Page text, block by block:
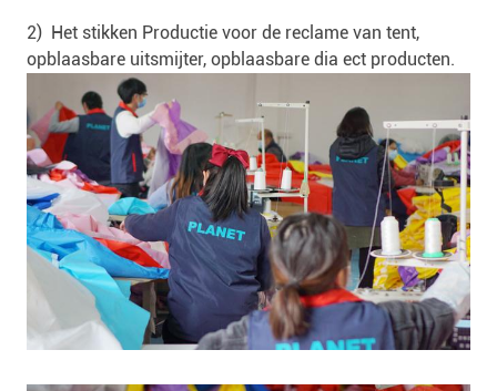
2) Het stikken Productie voor de reclame van tent,
opblaasbare uitsmijter, opblaasbare dia ect producten.